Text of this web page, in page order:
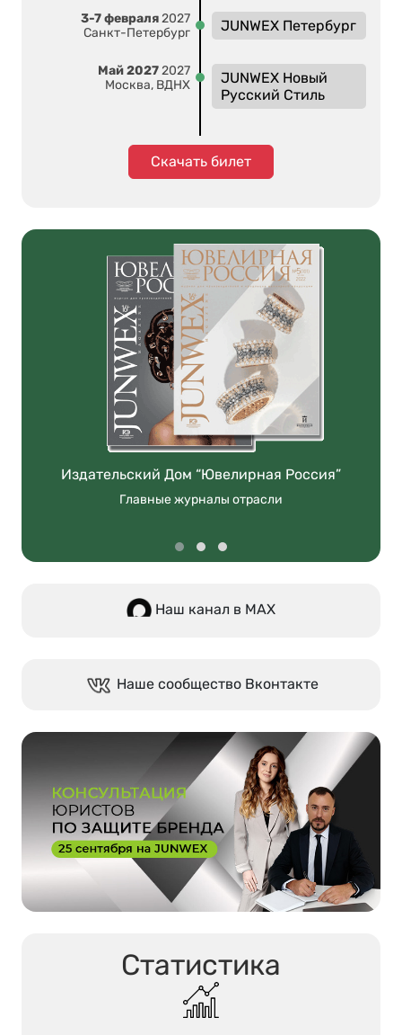
3-7 февраля2027
Санкт-Петербург
JUNWEX Петербург
Май 20272027
Москва, ВДНХ
JUNWEX Новый
Русский Стиль
Скачать билет
Издательский Дом “Ювелирная Россия”
Главные журналы отрасли
Наш канал в МАХ
Наше сообщество Вконтакте
Статистика